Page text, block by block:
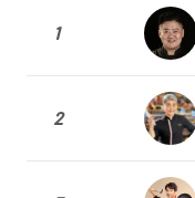
1
2